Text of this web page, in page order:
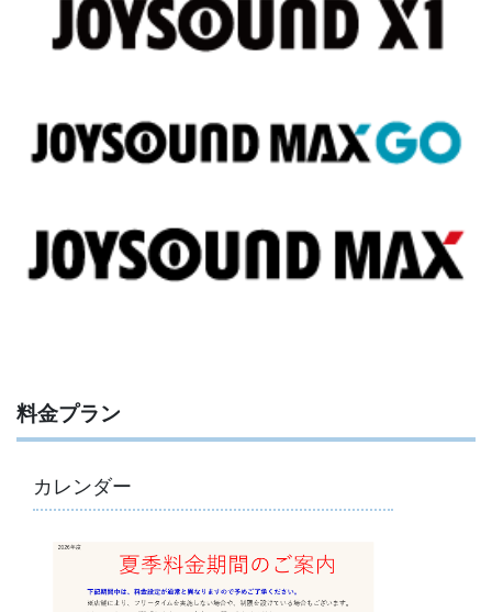
料金プラン
カレンダー